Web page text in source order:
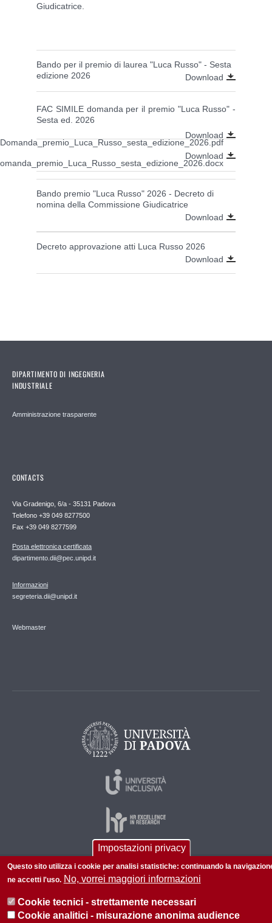
Giudicatrice.
Bando per il premio di laurea "Luca Russo" - Sesta
edizione 2026
Download
FAC SIMILE domanda per il premio "Luca Russo" -
Sesta ed. 2026
Download
Download
Bando premio "Luca Russo" 2026 - Decreto di
nomina della Commissione Giudicatrice
Download
Decreto approvazione atti Luca Russo 2026
Download
DIPARTIMENTO DI INGEGNERIA
INDUSTRIALE
Amministrazione trasparente
CONTACTS
Via Gradenigo, 6/a - 35131 Padova
Telefono +39 049 8277500
Fax +39 049 8277599
Posta elettronica certificata
dipartimento.dii@pec.unipd.it
Informazioni
segreteria.dii@unipd.it
Webmaster
© 2026 Università di Padova - Tutti i diritti riservati
Impostazioni privacy
Questo sito utilizza i cookie per analisi statistiche: continuando la
ne accetti l'uso. No, vorrei maggiori informazioni
Cookie tecnici - strettamente necessari
Cookie analitici - misurazione anonima audience